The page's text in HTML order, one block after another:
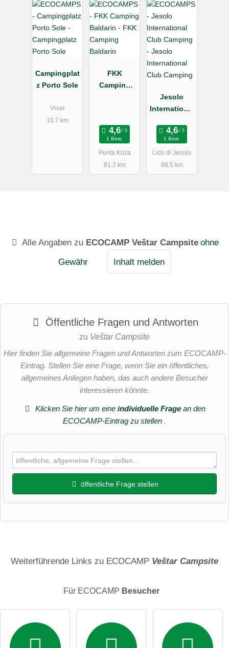
Campingplat
z Porto Sole
Vrsar
10.7 km
FKK
Camping
1 Bew.
Punta Kriza
81.2 km
Jesolo
International
Camping
1 Bew.
Lido di Jesolo
98.5 km
Alle Angaben zu ECOCAMP Veštar Campsite ohne
Gewähr
Inhalt melden
Öffentliche Fragen und Antworten
zu Veštar Campsite
Hier finden Sie allgemeine Fragen und Antworten zum ECOCAMP-
Eintrag. Stellen Sie eine Frage, wenn Sie ein öffentliches,
allgemeines Anliegen haben, das auch andere Besucher
interessieren könnte.
Klicken Sie hier um eineindividuelle Frage an den
ECOCAMP-Eintrag zu stellen .
öffentliche Frage stellen
E-Mail-Adresse (wird nicht veröffentlicht)
Weiterführende Links zu ECOCAMP Veštar Campsite
Für ECOCAMP Besucher